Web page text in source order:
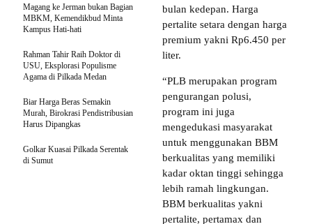
bulan kedepan. Harga
pertalite setara dengan harga
premium yakni Rp6.450 per
liter.
“PLB merupakan program
pengurangan polusi,
program ini juga
mengedukasi masyarakat
untuk menggunakan BBM
berkualitas yang memiliki
kadar oktan tinggi sehingga
lebih ramah lingkungan.
BBM berkualitas yakni
pertalite, pertamax dan
Magang ke Jerman bukan Bagian
MBKM, Kemendikbud Minta
Kampus Hati-hati
Rahman Tahir Raih Doktor di
USU, Eksplorasi Populisme
Agama di Pilkada Medan
Biar Harga Beras Semakin
Murah, Birokrasi Pendistribusian
Harus Dipangkas
Golkar Kuasai Pilkada Serentak
di Sumut